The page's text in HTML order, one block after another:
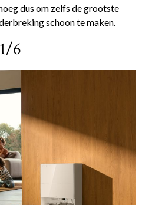
dus om zelfs de grootste
schoon te maken.
1/6